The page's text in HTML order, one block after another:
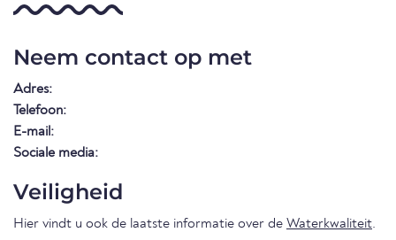
Neem contact op met
Adres:
Telefoon:
E-mail:
Sociale media:
Veiligheid
Hier vindt u ook de laatste informatie over de Waterkwaliteit.